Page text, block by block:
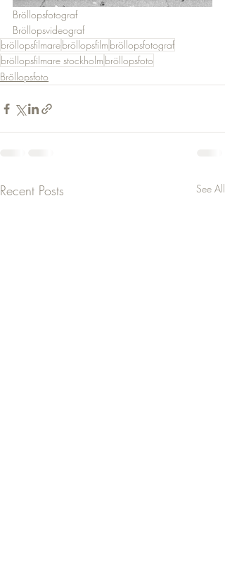
Bröllopsfotograf
Bröllopsvideograf
bröllopsfilmarebröllopsfilm bröllopsfotograf
bröllopsfilmare stockholm bröllopsfoto
Bröllopsfoto
Recent Posts See All